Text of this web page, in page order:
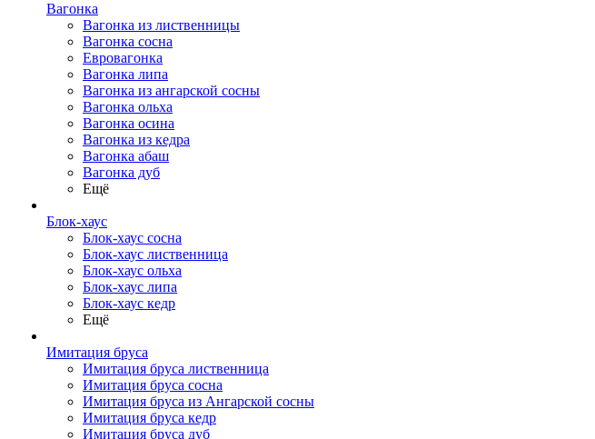
Вагонка
Вагонка из лиственницы
Вагонка сосна
Евровагонка
Вагонка липа
Вагонка из ангарской сосны
Вагонка ольха
Вагонка осина
Вагонка из кедра
Вагонка абаш
Вагонка дуб
Ещё
Блок-хаус
Блок-хаус сосна
Блок-хаус лиственница
Блок-хаус ольха
Блок-хаус липа
Блок-хаус кедр
Ещё
Имитация бруса
Имитация бруса лиственница
Имитация бруса сосна
Имитация бруса из Ангарской сосны
Имитация бруса кедр
Имитация бруса дуб